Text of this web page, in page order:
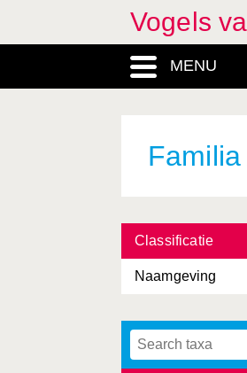
Vogels
MENU
Classificatie
Naamgeving
Accipiter, Genus